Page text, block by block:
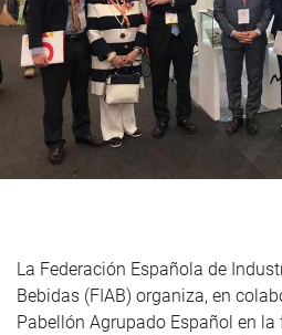
La Federación Española de
Bebidas (FIAB) organiza, en
Pabellón Agrupado Español en